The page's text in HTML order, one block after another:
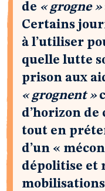
de « grogne »
Certains
à l’utiliser
quelle lutte
prison aux
« grognent »
d’horizon de
tout en
d’un «
dépolitise et